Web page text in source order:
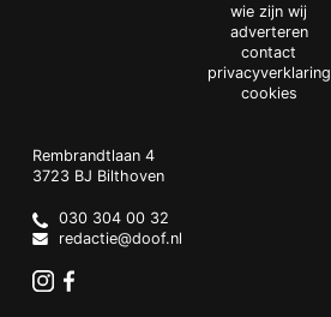
wie zijn wij
adverteren
contact
privacyverklaring
cookies
Doof.nl
work
Rembrandtlaan 4
3723 BJ Bilthoven
Netherlands
030 304 00 32
redactie@doof.nl